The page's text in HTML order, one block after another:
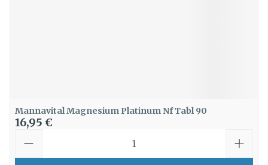
Mannavital Magnesium Platinum Nf Tabl 90
16,95 €